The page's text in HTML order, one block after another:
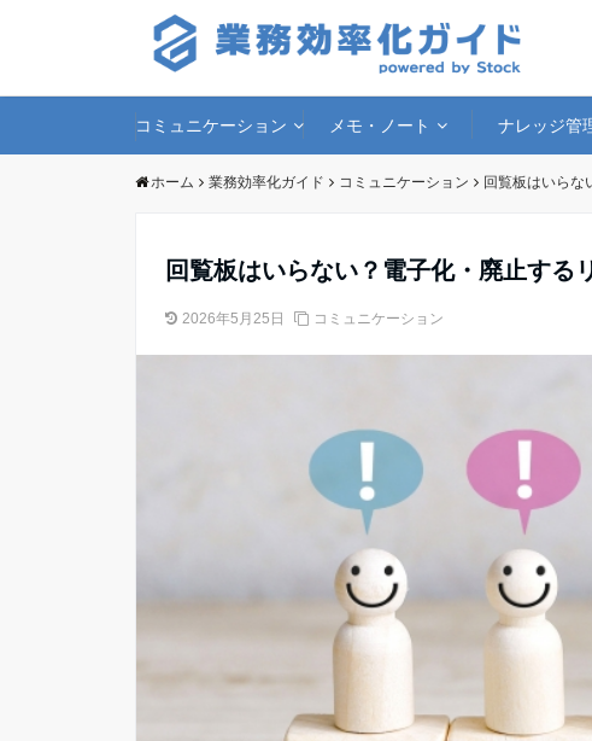
コミュニケーション メモ・ノート ナレッジ管
ホーム 業務効率化ガイド コミュニケーション 回覧板はいらな
回覧板はいらない？電子化・廃止する
2026年5月25日 コミュニケーション